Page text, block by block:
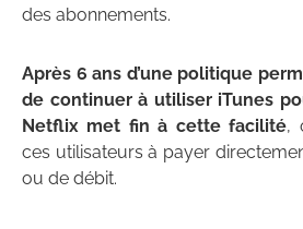
des abonnements.
Après 6 ans d’une politique
de continuer à utiliser iTunes
Netflix met fin à cette facilité,
ces utilisateurs à payer
ou de débit.